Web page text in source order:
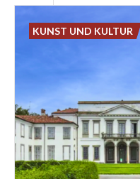
KUNST UND KULTUR